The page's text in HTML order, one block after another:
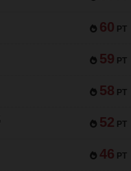
60 PT
59 PT
58 PT
52 PT
46 PT